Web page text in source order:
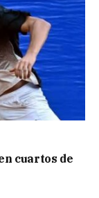
cuartos de